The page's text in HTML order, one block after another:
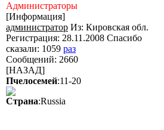
Администраторы
[Информация]
администратор Из: Кировская обл.
Регистрация: 28.11.2008 Спасибо
сказали: 1059 раз
Сообщений: 2660
[НАЗАД]
Пчелосемей:11-20
Страна:Russia